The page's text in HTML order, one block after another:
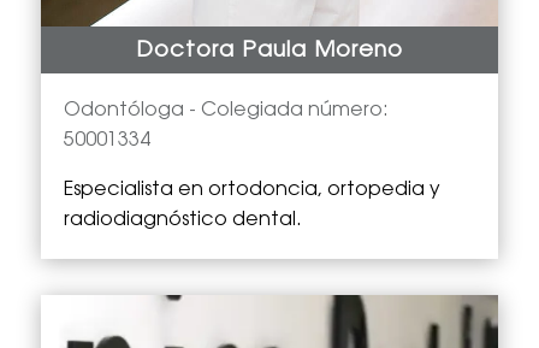
Doctora Paula Moreno
Odontóloga - Colegiada número:
50001334
Especialista en ortodoncia, ortopedia y
radiodiagnóstico dental.